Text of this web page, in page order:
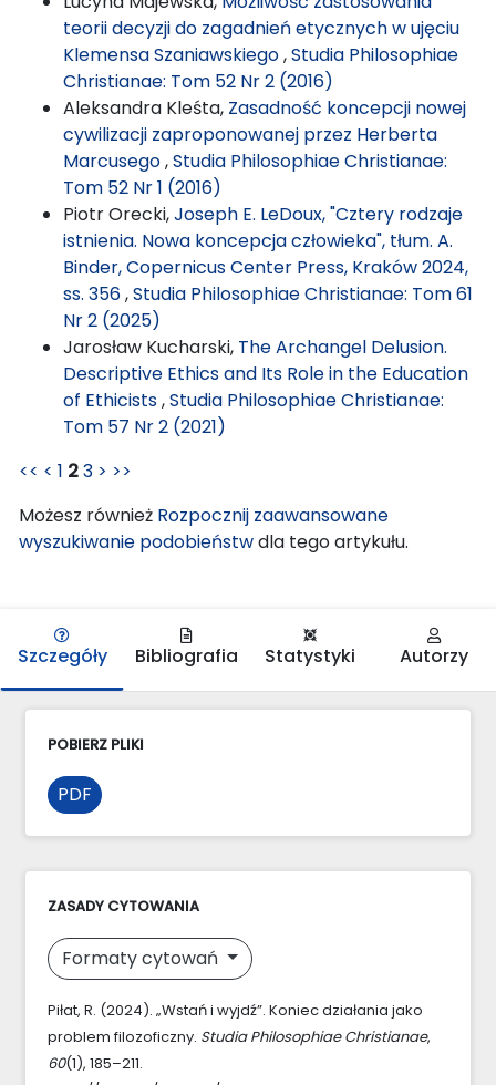
teorii decyzji do zagadnień etycznych w ujęciu
Klemensa Szaniawskiego,Studia Philosophiae
Christianae: Tom 52 Nr 2 (2016)
Aleksandra Kleśta, Zasadność koncepcji nowej
cywilizacji zaproponowanej przez Herberta
Marcusego,Studia Philosophiae Christianae:
Tom 52 Nr 1 (2016)
Piotr Orecki,Joseph E. LeDoux, "Cztery rodzaje
istnienia. Nowa koncepcja człowieka", tłum. A.
Binder, Copernicus Center Press, Kraków 2024,
ss. 356,Studia Philosophiae Christianae: Tom 61
Nr 2 (2025)
Jarosław Kucharski, The Archangel Delusion.
Descriptive Ethics and Its Role in the Education
of Ethicists,Studia Philosophiae Christianae:
Tom 57 Nr 2 (2021)
<< < 1 23 > >>
Możesz również Rozpocznij zaawansowane
wyszukiwanie podobieństwdla tego artykułu.
Szczegóły Bibliografia Statystyki Autorzy
POBIERZ PLIKI
PDF
ZASADY CYTOWANIA
Formaty cytowań
Piłat, R. (2024). „Wstań i wyjdź”. Koniec działania jako
problem filozoficzny. Studia Philosophiae Christianae,
60(1), 185–211.